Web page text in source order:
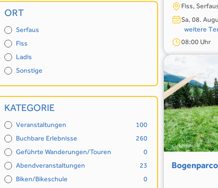
ORT
Serfaus
Fiss
Ladis
Sonstige
KATEGORIE
Veranstaltungen
100
Buchbare Erlebnisse
260
Geführte Wanderungen/Touren
0
Abendveranstaltungen
23
Biken/Bikeschule
0
Fiss,
Sa, 08.
weitere
08:00 Uhr